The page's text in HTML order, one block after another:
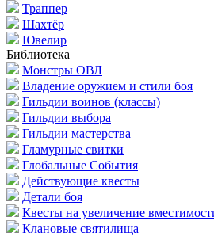
Траппер
Шахтёр
Ювелир
Библиотека
Монстры ОВЛ
Владение оружием и стили боя
Гильдии воинов (классы)
Гильдии выбора
Гильдии мастерства
Гламурные свитки
Глобальные События
Действующие квесты
Детали боя
Квесты на увеличение
Клановые святилища